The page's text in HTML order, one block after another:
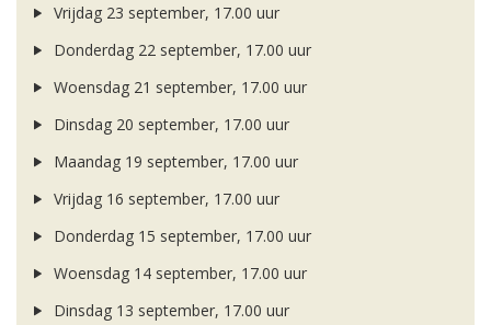
Vrijdag 23 september, 17.00 uur
Donderdag 22 september, 17.00 uur
Woensdag 21 september, 17.00 uur
Dinsdag 20 september, 17.00 uur
Maandag 19 september, 17.00 uur
Vrijdag 16 september, 17.00 uur
Donderdag 15 september, 17.00 uur
Woensdag 14 september, 17.00 uur
Dinsdag 13 september, 17.00 uur